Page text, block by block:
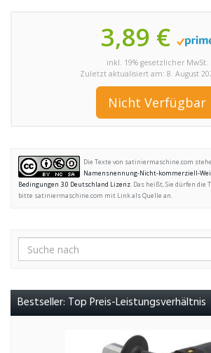
3,89 €
inkl. 19% gesetzlicher MwSt.
Zuletzt aktualisiert am: 8. August
Nicht Verfügbar
Die Texte von satiniermaschine.com
Namensnennung-Nicht-kommerziell-
Bedingungen 3.0 Deutschland Lizenz. Das heißt, Sie dürfen die
bitte satiniermaschine.com mit Link als Quelle an.
Bestseller: Top Preis-Leistungsverhältnis